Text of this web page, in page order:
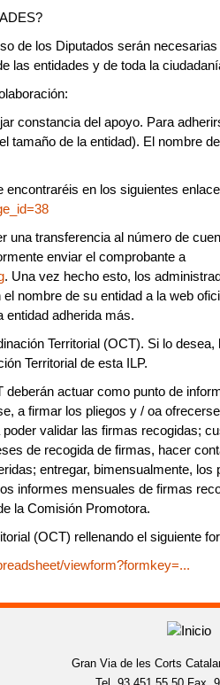
de los Diputados serán
las entidades y de toda la
constancia del apoyo. Para
tamaño de la entidad). El nombre
encontraréis en los siguientes
una transferencia al número de
enviar el comprobante a
. Una vez hecho esto, los
nombre de su entidad a la web
entidad adherida más.
Territorial (OCT). Si lo
Territorial de esta ILP.
actuar como punto de
a firmar los pliegos y / oa
validar las firmas recogidas;
de recogida de firmas, hacer
entregar, bimensualmente, los
informes mensuales de firmas
la Comisión Promotora.
(OCT) rellenando el siguiente
viewform?formkey=...
Gran Via de les Corts